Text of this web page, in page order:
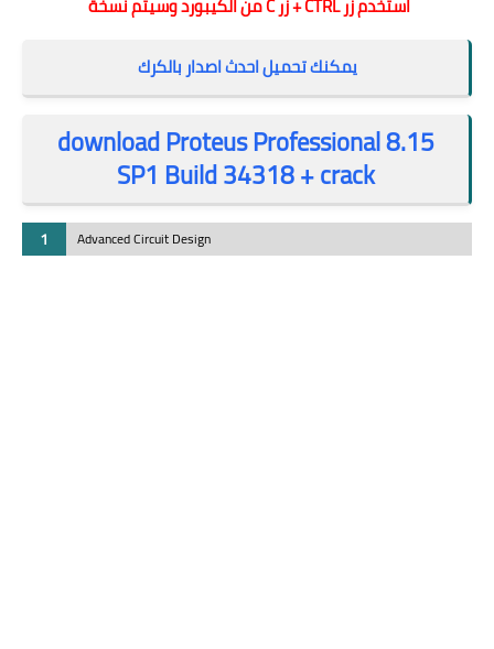
يمكنك تحميل احدث اصدار بالكرك
download Proteus Professional 8.15
SP1 Build 34318 + crack
1 Advanced Circuit Design